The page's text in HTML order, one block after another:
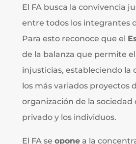
El FA busca la convivencia
entre todos los integrantes
Para esto reconoce que el
de la balanza que permite
injusticias, estableciendo la
los más variados proyectos
organización de la sociedad
privado y los individuos.
El FA se oponea la